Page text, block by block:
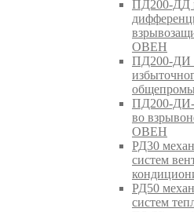
ПД200-ДД
ОВЕН
ПД200-ДИ
ПД200-ДИ-
во
ОВЕН
РД30
систем
РД50
систем